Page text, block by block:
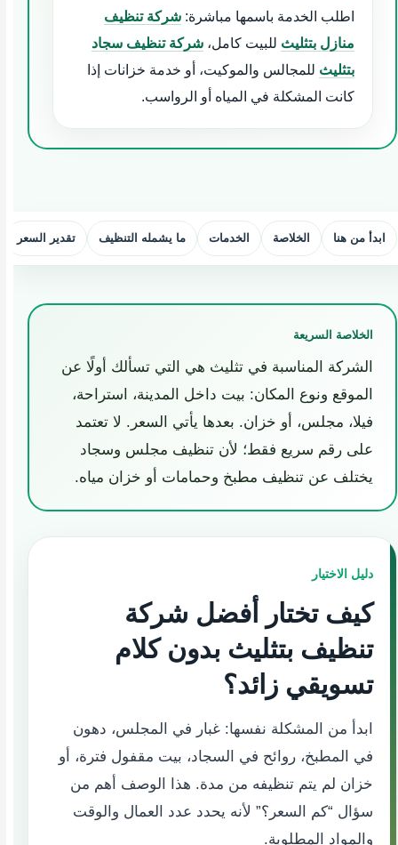
اطلب الخدمة باسمها مباشرة:شركة تنظيف
منازل بتثليث للبيت كامل،شركة تنظيف سجاد
بتثليث للمجالس والموكيت، أو خدمة خزانات إذا
كانت المشكلة في المياه أو الرواسب.
ابدأ من هنا الخلاصة الخدمات ما يشمله التنظيف تقدير السعر
الخلاصة السريعة
الشركة المناسبة في تثليث هي التي تسألك أولًا عن
الموقع ونوع المكان: بيت داخل المدينة، استراحة،
فيلا، مجلس، أو خزان. بعدها يأتي السعر. لا تعتمد
على رقم سريع فقط؛ لأن تنظيف مجلس وسجاد
يختلف عن تنظيف مطبخ وحمامات أو خزان مياه.
دليل الاختيار
كيف تختار أفضل شركة
تنظيف بتثليث بدون كلام
تسويقي زائد؟
ابدأ من المشكلة نفسها: غبار في المجلس، دهون
في المطبخ، روائح في السجاد، بيت مقفول فترة، أو
خزان لم يتم تنظيفه من مدة. هذا الوصف أهم من
سؤال “كم السعر؟” لأنه يحدد عدد العمال والوقت
والمواد المطلوبة.